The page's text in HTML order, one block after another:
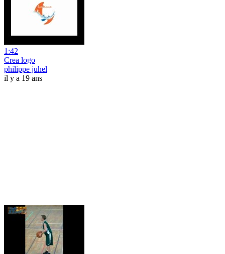
1:42
Crea logo
philippe juhel
il y a 19 ans